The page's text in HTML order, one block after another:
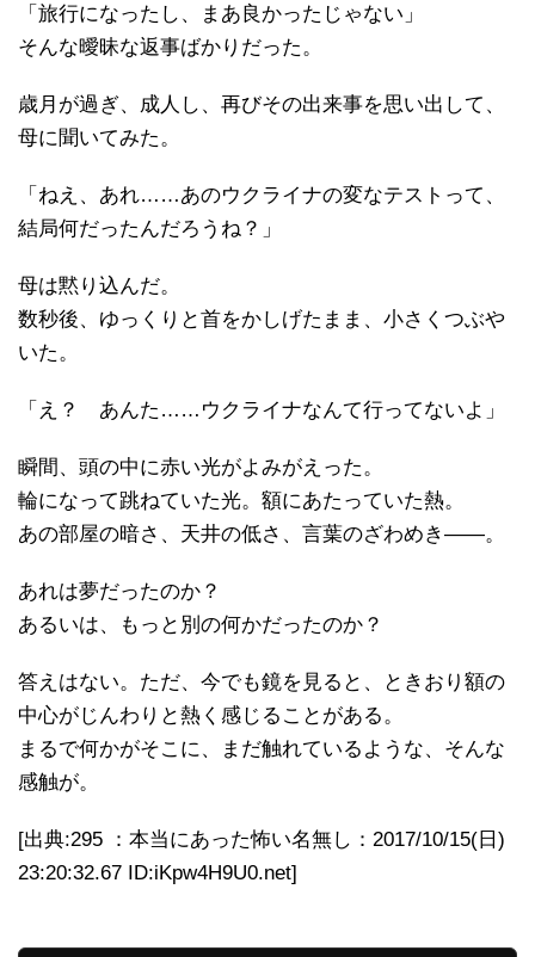
「旅行になったし、まあ良かったじゃない」
そんな曖昧な返事ばかりだった。
歳月が過ぎ、成人し、再びその出来事を思い出して、
母に聞いてみた。
「ねえ、あれ……あのウクライナの変なテストって、
結局何だったんだろうね？」
母は黙り込んだ。
数秒後、ゆっくりと首をかしげたまま、小さくつぶや
いた。
「え？ あんた……ウクライナなんて行ってないよ」
瞬間、頭の中に赤い光がよみがえった。
輪になって跳ねていた光。額にあたっていた熱。
あの部屋の暗さ、天井の低さ、言葉のざわめき――。
あれは夢だったのか？
あるいは、もっと別の何かだったのか？
答えはない。ただ、今でも鏡を見ると、ときおり額の
中心がじんわりと熱く感じることがある。
まるで何かがそこに、まだ触れているような、そんな
感触が。
[出典:295 ：本当にあった怖い名無し：2017/10/15(日)
23:20:32.67 ID:iKpw4H9U0.net]